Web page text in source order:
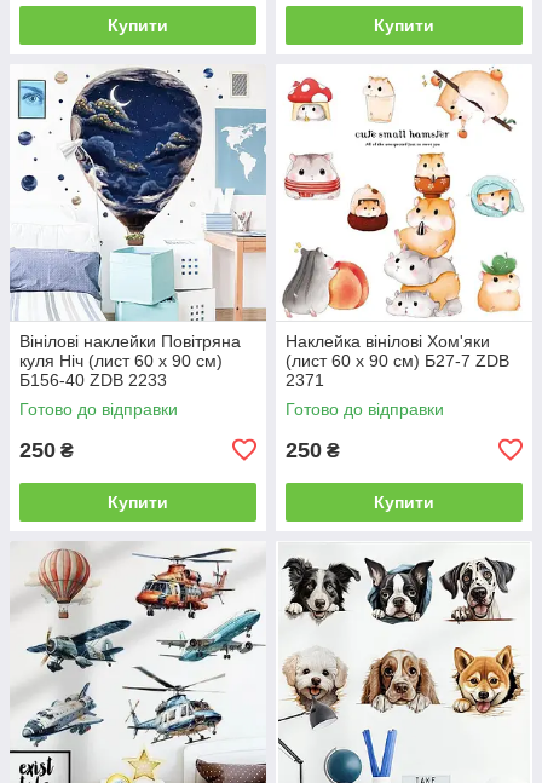
Купити Купити
Вінілові наклейки Повітряна
куля Ніч (лист 60 х 90 см)
Б156-40 ZDB 2233
Готово до відправки
250 ₴
Купити
Наклейка вінілові Хом'яки
(лист 60 х 90 см) Б27-7 ZDB
2371
Готово до відправки
250 ₴
Купити